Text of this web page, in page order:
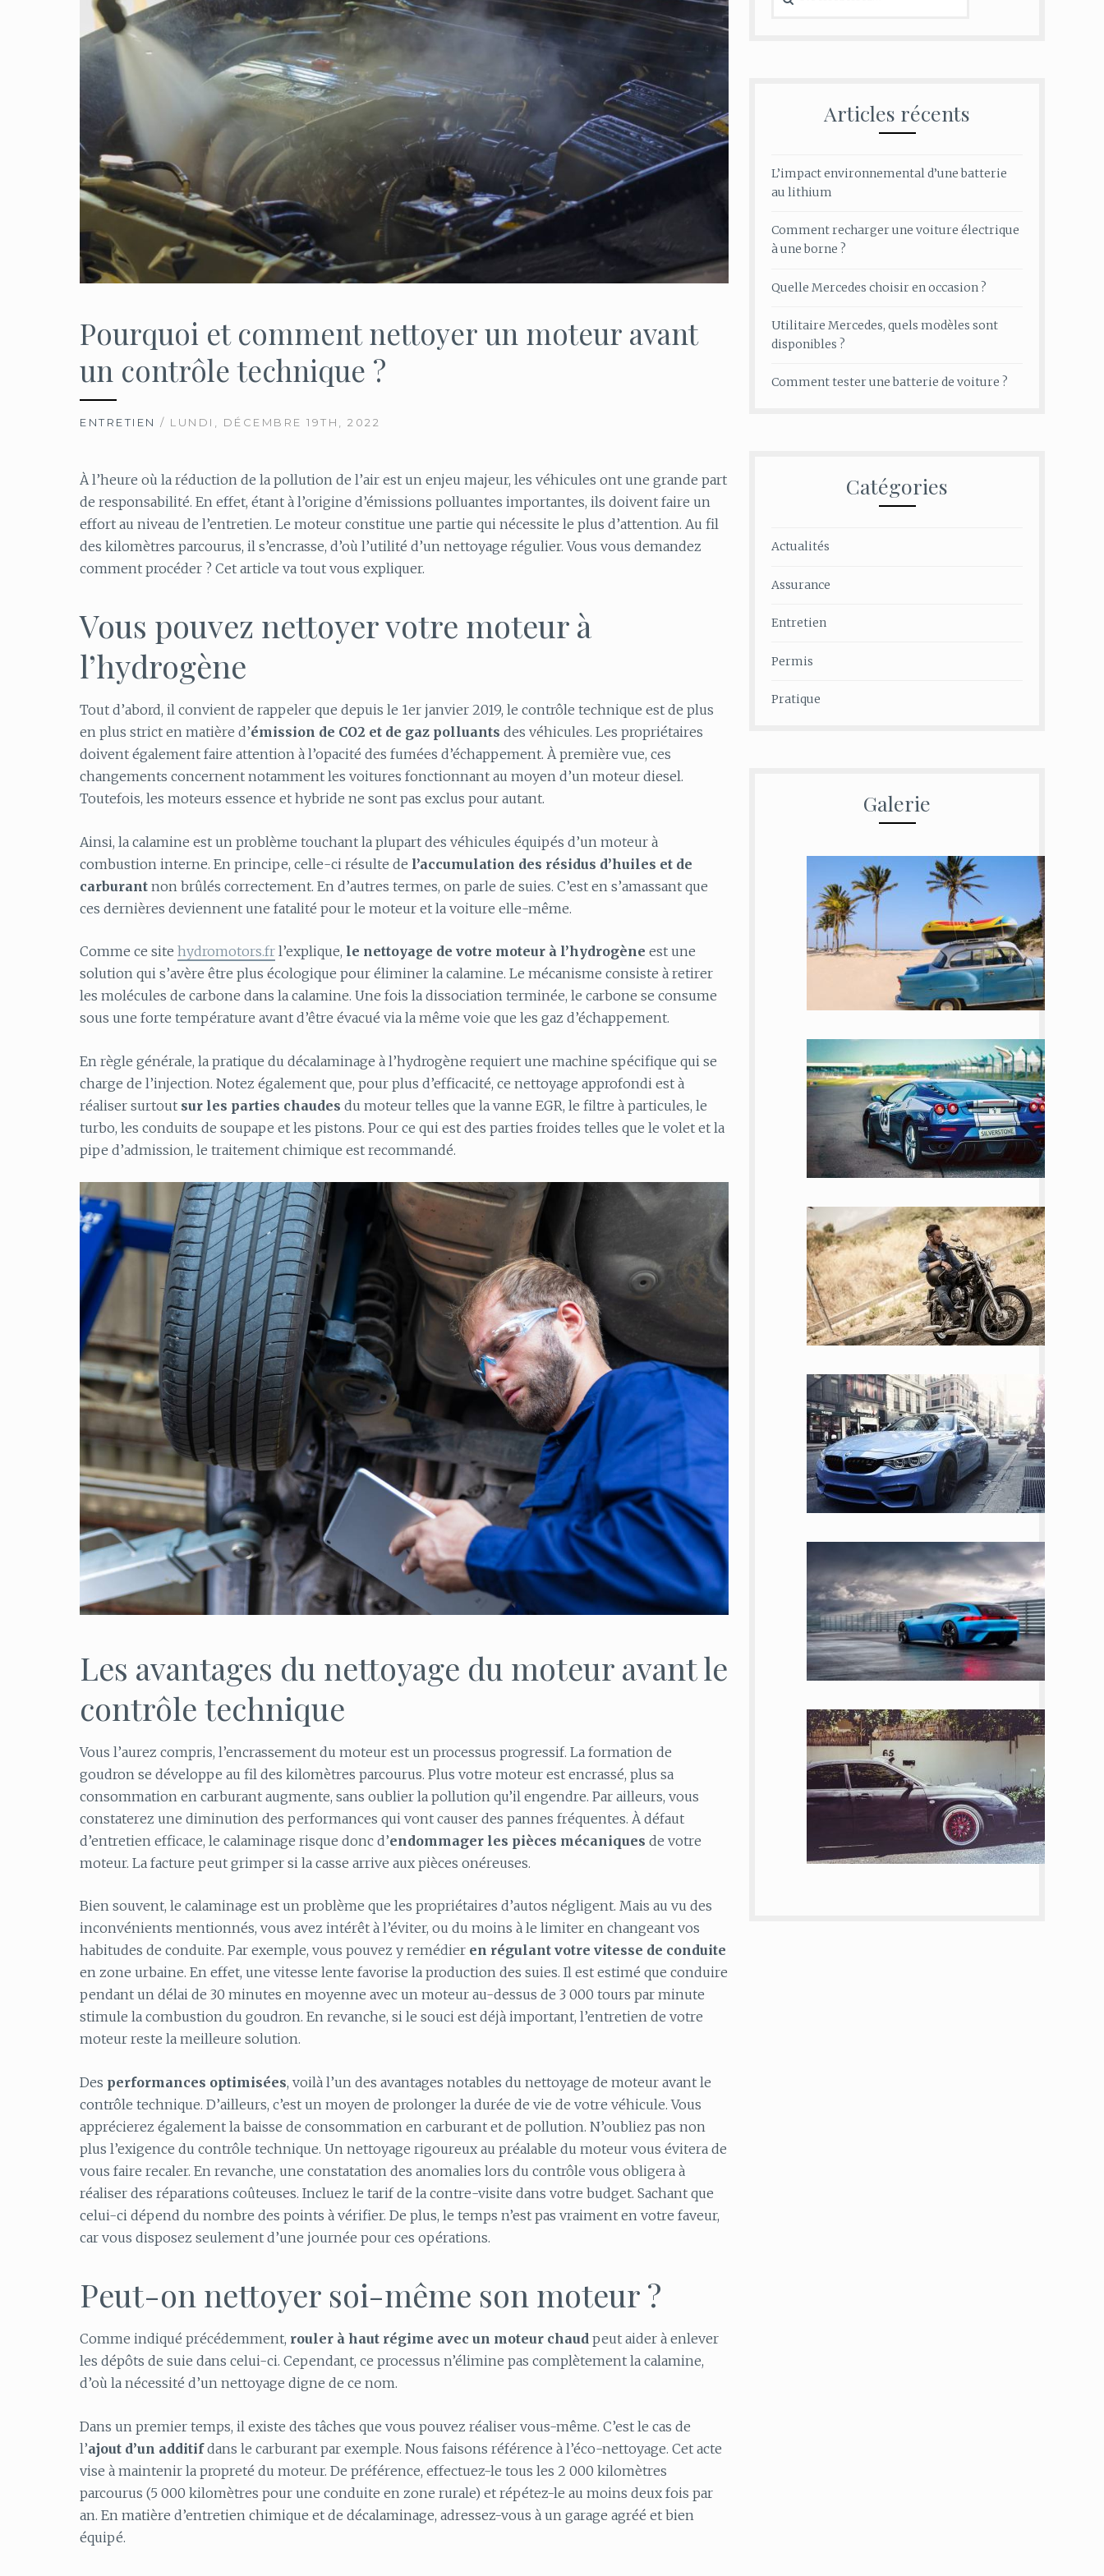
Pourquoi et comment nettoyer un moteur avant
un contrôle technique ?
ENTRETIEN / LUNDI, DÉCEMBRE 19TH, 2022
À l’heure où la réduction de la pollution de l’air est un enjeu majeur, les véhicules ont une grande part
de responsabilité. En effet, étant à l’origine d’émissions polluantes importantes, ils doivent faire un
effort au niveau de l’entretien. Le moteur constitue une partie qui nécessite le plus d’attention. Au fil
des kilomètres parcourus, il s’encrasse, d’où l’utilité d’un nettoyage régulier. Vous vous demandez
comment procéder ? Cet article va tout vous expliquer.
Vous pouvez nettoyer votre moteur à
l’hydrogène
Tout d’abord, il convient de rappeler que depuis le 1er janvier 2019, le contrôle technique est de plus
en plus strict en matière d’émission de CO2 et de gaz polluants des véhicules. Les propriétaires
doivent également faire attention à l’opacité des fumées d’échappement. À première vue, ces
changements concernent notamment les voitures fonctionnant au moyen d’un moteur diesel.
Toutefois, les moteurs essence et hybride ne sont pas exclus pour autant.
Ainsi, la calamine est un problème touchant la plupart des véhicules équipés d’un moteur à
combustion interne. En principe, celle-ci résulte de l’accumulation des résidus d’huiles et de
carburant non brûlés correctement. En d’autres termes, on parle de suies. C’est en s’amassant que
ces dernières deviennent une fatalité pour le moteur et la voiture elle-même.
Comme ce site hydromotors.fr l’explique, le nettoyage de votre moteur à l’hydrogène est une
solution qui s’avère être plus écologique pour éliminer la calamine. Le mécanisme consiste à retirer
les molécules de carbone dans la calamine. Une fois la dissociation terminée, le carbone se consume
sous une forte température avant d’être évacué via la même voie que les gaz d’échappement.
En règle générale, la pratique du décalaminage à l’hydrogène requiert une machine spécifique qui se
charge de l’injection. Notez également que, pour plus d’efficacité, ce nettoyage approfondi est à
réaliser surtout sur les parties chaudes du moteur telles que la vanne EGR, le filtre à particules, le
turbo, les conduits de soupape et les pistons. Pour ce qui est des parties froides telles que le volet et la
pipe d’admission, le traitement chimique est recommandé.
Les avantages du nettoyage du moteur avant le
contrôle technique
Vous l’aurez compris, l’encrassement du moteur est un processus progressif. La formation de
goudron se développe au fil des kilomètres parcourus. Plus votre moteur est encrassé, plus sa
consommation en carburant augmente, sans oublier la pollution qu’il engendre. Par ailleurs, vous
constaterez une diminution des performances qui vont causer des pannes fréquentes. À défaut
d’entretien efficace, le calaminage risque donc d’endommager les pièces mécaniques de votre
moteur. La facture peut grimper si la casse arrive aux pièces onéreuses.
Bien souvent, le calaminage est un problème que les propriétaires d’autos négligent. Mais au vu des
inconvénients mentionnés, vous avez intérêt à l’éviter, ou du moins à le limiter en changeant vos
habitudes de conduite. Par exemple, vous pouvez y remédier en régulant votre vitesse de conduite
en zone urbaine. En effet, une vitesse lente favorise la production des suies. Il est estimé que conduire
pendant un délai de 30 minutes en moyenne avec un moteur au-dessus de 3 000 tours par minute
stimule la combustion du goudron. En revanche, si le souci est déjà important, l’entretien de votre
moteur reste la meilleure solution.
Des performances optimisées, voilà l’un des avantages notables du nettoyage de moteur avant le
contrôle technique. D’ailleurs, c’est un moyen de prolonger la durée de vie de votre véhicule. Vous
apprécierez également la baisse de consommation en carburant et de pollution. N’oubliez pas non
plus l’exigence du contrôle technique. Un nettoyage rigoureux au préalable du moteur vous évitera de
vous faire recaler. En revanche, une constatation des anomalies lors du contrôle vous obligera à
réaliser des réparations coûteuses. Incluez le tarif de la contre-visite dans votre budget. Sachant que
celui-ci dépend du nombre des points à vérifier. De plus, le temps n’est pas vraiment en votre faveur,
car vous disposez seulement d’une journée pour ces opérations.
Peut-on nettoyer soi-même son moteur ?
Comme indiqué précédemment, rouler à haut régime avec un moteur chaud peut aider à enlever
les dépôts de suie dans celui-ci. Cependant, ce processus n’élimine pas complètement la calamine,
d’où la nécessité d’un nettoyage digne de ce nom.
Dans un premier temps, il existe des tâches que vous pouvez réaliser vous-même. C’est le cas de
l’ajout d’un additifdans le carburant par exemple. Nous faisons référence à l’éco-nettoyage. Cet acte
vise à maintenir la propreté du moteur. De préférence, effectuez-le tous les 2 000 kilomètres
parcourus (5 000 kilomètres pour une conduite en zone rurale) et répétez-le au moins deux fois par
an. En matière d’entretien chimique et de décalaminage, adressez-vous à un garage agréé et bien
équipé.
Articles récents
L’impact environnemental d’une batterie
au lithium
Comment recharger une voiture électrique
à une borne ?
Quelle Mercedes choisir en occasion ?
Utilitaire Mercedes, quels modèles sont
disponibles ?
Comment tester une batterie de voiture ?
Catégories
Actualités
Assurance
Entretien
Permis
Pratique
Galerie